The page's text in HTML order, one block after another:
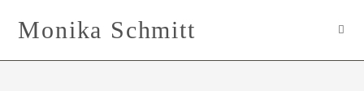
InhaltMonika Schmitt